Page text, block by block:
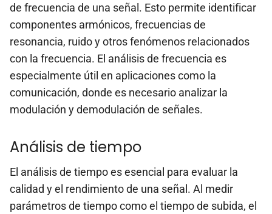
de frecuencia de una señal. Esto permite identificar
componentes armónicos, frecuencias de
resonancia, ruido y otros fenómenos relacionados
con la frecuencia. El análisis de frecuencia es
especialmente útil en aplicaciones como la
comunicación, donde es necesario analizar la
modulación y demodulación de señales.
Análisis de tiempo
El análisis de tiempo es esencial para evaluar la
calidad y el rendimiento de una señal. Al medir
parámetros de tiempo como el tiempo de subida, el